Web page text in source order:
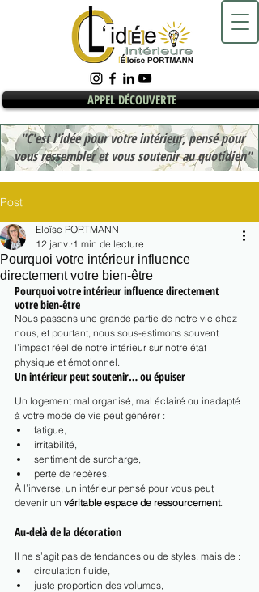
APPEL DÉCOUVERTE
"C'est l'idée pour votre intérieur, pensé pour
vous ressembler et vous soutenir au quotidien"
Post
Pourquoi votre intérieur influence
directement votre bien-être
Eloïse PORTMANN
12 janv. 1 min de lecture
Pourquoi votre intérieur influence directement
votre bien-être
Nous passons une grande partie de notre vie chez
nous, et pourtant, nous sous-estimons souvent
l’impact réel de notre intérieur sur notre état
physique et émotionnel.
Un intérieur peut soutenir… ou épuiser
Un logement mal organisé, mal éclairé ou inadapté
à votre mode de vie peut générer :
fatigue,
irritabilité,
sentiment de surcharge,
perte de repères.
À l’inverse, un intérieur pensé pour vous peut
devenir un véritable espace de ressourcement.
Au-delà de la décoration
Il ne s’agit pas de tendances ou de styles, mais de :
circulation fluide,
juste proportion des volumes,